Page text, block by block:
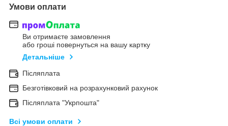
Умови оплати
Ви отримаєте замовлення
або гроші повернуться на вашу картку
Детальніше
Післяплата
Безготівковий на розрахунковий рахунок
Післяплата "Укрпошта"
Всі умови оплати